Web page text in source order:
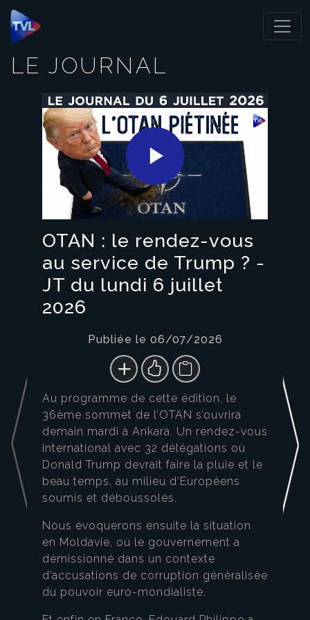
Panneau de gestion des cookies
LE JOURNAL
Play
Video
OTAN : le rendez-vous
au service de Trump ? -
JT du lundi 6 juillet
2026
Publiée le 06/07/2026
Au programme de cette édition, le
36ème sommet de l’OTAN s’ouvrira
demain mardi à Ankara. Un rendez-vous
international avec 32 délégations où
Donald Trump devrait faire la pluie et le
beau temps, au milieu d’Européens
soumis et déboussolés.
Nous évoquerons ensuite la situation
en Moldavie, où le gouvernement a
démissionné dans un contexte
d’accusations de corruption généralisée
du pouvoir euro-mondialiste.